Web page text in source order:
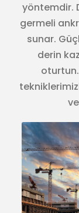
yöntemdir.
germeli
sunar.
derin